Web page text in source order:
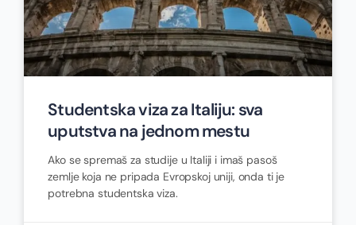
Studentska viza za Italiju: sva
uputstva na jednom mestu
Ako se spremaš za studije u Italiji i imaš pasoš
zemlje koja ne pripada Evropskoj uniji, onda ti je
potrebna studentska viza.